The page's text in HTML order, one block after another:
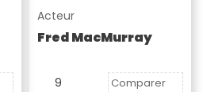
Acteur
Fred MacMurray
9 Comparer